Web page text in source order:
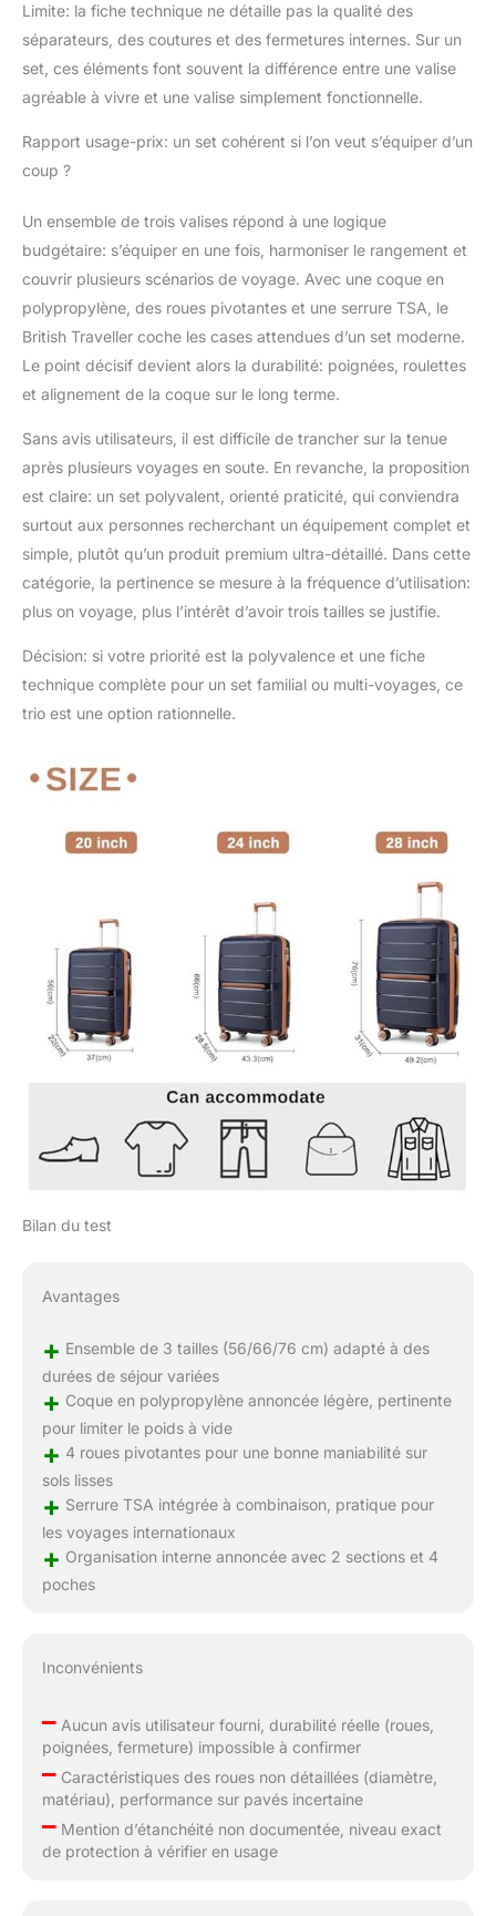
Limite: la fiche technique ne détaille pas la qualité des
séparateurs, des coutures et des fermetures internes. Sur un
set, ces éléments font souvent la différence entre une valise
agréable à vivre et une valise simplement fonctionnelle.
Rapport usage-prix: un set cohérent si l’on veut s’équiper d’un
coup ?
Un ensemble de trois valises répond à une logique
budgétaire: s’équiper en une fois, harmoniser le rangement et
couvrir plusieurs scénarios de voyage. Avec une coque en
polypropylène, des roues pivotantes et une serrure TSA, le
British Traveller coche les cases attendues d’un set moderne.
Le point décisif devient alors la durabilité: poignées, roulettes
et alignement de la coque sur le long terme.
Sans avis utilisateurs, il est difficile de trancher sur la tenue
après plusieurs voyages en soute. En revanche, la proposition
est claire: un set polyvalent, orienté praticité, qui conviendra
surtout aux personnes recherchant un équipement complet et
simple, plutôt qu’un produit premium ultra-détaillé. Dans cette
catégorie, la pertinence se mesure à la fréquence d’utilisation:
plus on voyage, plus l’intérêt d’avoir trois tailles se justifie.
Décision: si votre priorité est la polyvalence et une fiche
technique complète pour un set familial ou multi-voyages, ce
trio est une option rationnelle.
Bilan du test
Avantages
+ Ensemble de 3 tailles (56/66/76 cm) adapté à des
durées de séjour variées
+ Coque en polypropylène annoncée légère, pertinente
pour limiter le poids à vide
+ 4 roues pivotantes pour une bonne maniabilité sur
sols lisses
+ Serrure TSA intégrée à combinaison, pratique pour
les voyages internationaux
+ Organisation interne annoncée avec 2 sections et 4
poches
Inconvénients
–Aucun avis utilisateur fourni, durabilité réelle (roues,
poignées, fermeture) impossible à confirmer
–Caractéristiques des roues non détaillées (diamètre,
matériau), performance sur pavés incertaine
–Mention d’étanchéité non documentée, niveau exact
de protection à vérifier en usage